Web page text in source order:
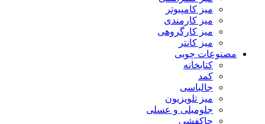
میز کامپیوتر
میز کارمندی
میز کارگروهی
میز کانتر
مصنوعات چوبی
کتابخانه
کمد
جالباسی
میز تلویزیون
جلومبلی و عسلی
جاکفشی